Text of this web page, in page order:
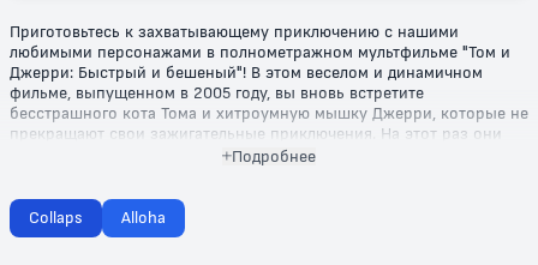
Приготовьтесь к захватывающему приключению с нашими
любимыми персонажами в полнометражном мультфильме "Том и
Джерри: Быстрый и бешеный"! В этом веселом и динамичном
фильме, выпущенном в 2005 году, вы вновь встретите
бесстрашного кота Тома и хитроумную мышку Джерри, которые не
прекращают свои зажигательные приключения. На этот раз они
оказываются в захватывающем мире автогонок, где скорость и
Нас ждут увлекательные гонки, захватывающие погони и
множество комичных моментов, которые придутся по вкусу как
Подробнее
Collaps Alloha